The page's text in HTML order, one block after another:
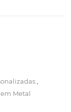
Metal